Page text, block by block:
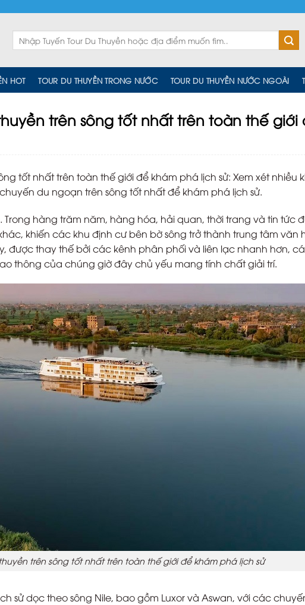
kiếm:
HOT TOUR DU THUYỀN TRONG NƯỚC TOUR DU THUYỀN NƯỚC NGOÀI
trên sông tốt nhất trên toàn thế giới
tốt nhất trên toàn thế giới để khám phá lịch sử: Xem xét nhiều
du ngoạn trên sông tốt nhất để khám phá lịch sử.
Trong hàng trăm năm, hàng hóa, hải quan, thời trang và tin tức
khiến các khu định cư bên bờ sông trở thành trung tâm văn
được thay thế bởi các kênh phân phối và liên lạc nhanh hơn,
thông của chúng giờ đây chủ yếu mang tính chất giải trí.
trên sông tốt nhất trên toàn thế giới để khám phá lịch sử
sử dọc theo sông Nile, bao gồm Luxor và Aswan, với các